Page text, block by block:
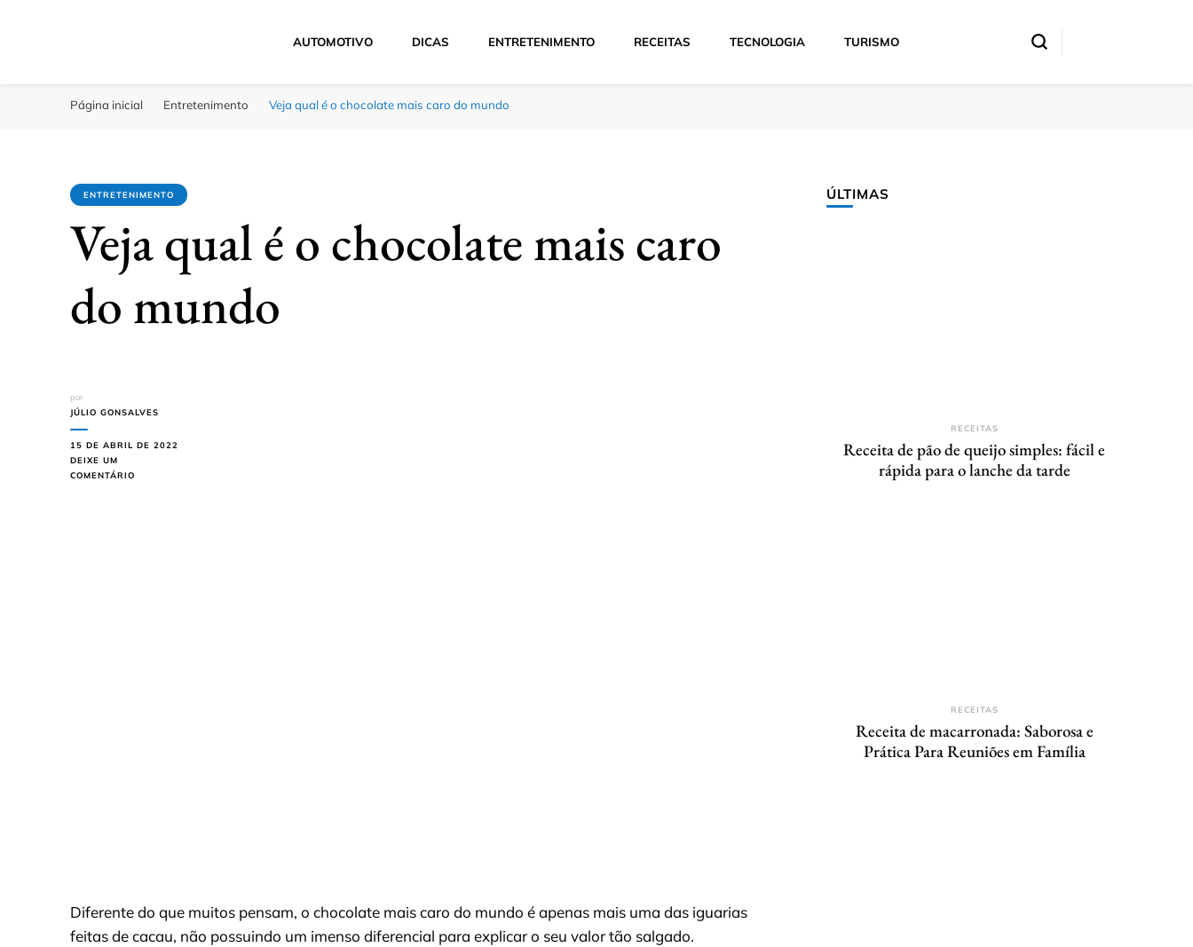
Click Bahia
AUTOMOTIVO DICAS ENTRETENIMENTO RECEITAS TECNOLOGIA TURISMO
Página inicial Entretenimento Veja qual é o chocolate mais caro do mundo
ENTRETENIMENTO
Veja qual é o chocolate mais caro
do mundo
por
JÚLIO GONSALVES
15 DE ABRIL DE 2022
DEIXE UM
COMENTÁRIO
Diferente do que muitos pensam, o chocolate mais caro do mundo é apenas mais uma das iguarias
feitas de cacau, não possuindo um imenso diferencial para explicar o seu valor tão salgado.
ÚLTIMAS
RECEITAS
Receita de pão de queijo simples: fácil e
rápida para o lanche da tarde
RECEITAS
Receita de macarronada: Saborosa e
Prática Para Reuniões em Família